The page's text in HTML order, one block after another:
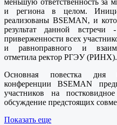
меньшую ответственность за
и региона в целом.
реализованы BSEMAN, и
результат данной
приверженности всех
и равноправного и
отметила ректор РГЭУ (РИНХ).
Основная повестка дня
конференции BSEMAN
участников на
обсуждение предстоящих
Показать еще